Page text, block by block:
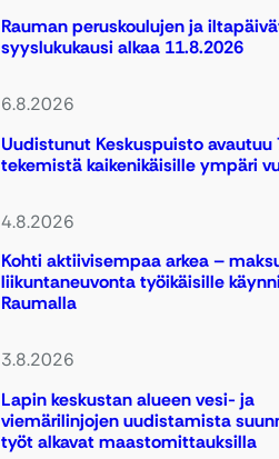
Rauman peruskoulujen ja
syyslukukausi alkaa 11.8.2026
6.8.2026
Uudistunut Keskuspuisto avautuu
tekemistä kaikenikäisille ympäri
4.8.2026
Kohti aktiivisempaa arkea –
liikuntaneuvonta työikäisille
Raumalla
3.8.2026
Lapin keskustan alueen vesi- ja
viemärilinjojen uudistamista
työt alkavat maastomittauksilla